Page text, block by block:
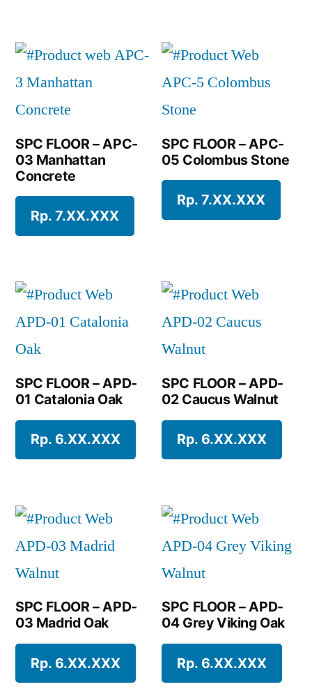
SPC FLOOR – APC-
03 Manhattan
Concrete
Rp. 7.XX.XXX
SPC FLOOR – APC-
05 Colombus Stone
Rp. 7.XX.XXX
SPC FLOOR – APD-
01 Catalonia Oak
Rp. 6.XX.XXX
SPC FLOOR – APD-
02 Caucus Walnut
Rp. 6.XX.XXX
SPC FLOOR – APD-
03 Madrid Oak
Rp. 6.XX.XXX
SPC FLOOR – APD-
04 Grey Viking Oak
Rp. 6.XX.XXX